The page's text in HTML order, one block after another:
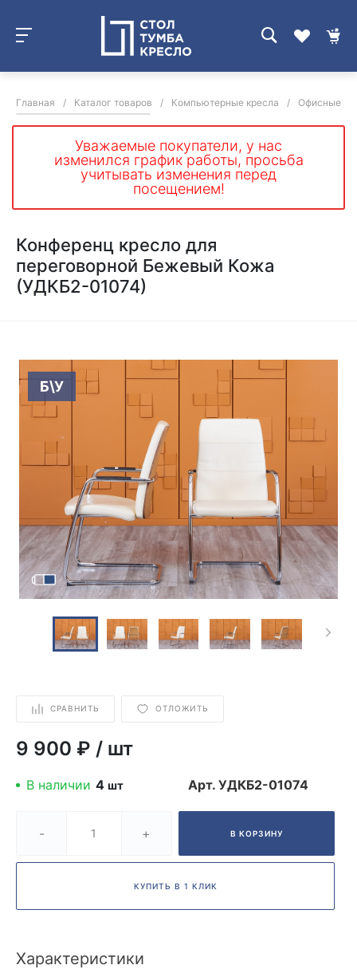
Главная / Каталог товаров / Компьютерные кресла / Офисные
Уважаемые покупатели, у нас
изменился график работы, просьба
учитывать изменения перед
посещением!
Конференц кресло для
переговорной Бежевый Кожа
(УДКБ2-01074)
Б\У
СРАВНИТЬ ОТЛОЖИТЬ
9 900 ₽ / шт
В наличии 4 шт Арт. УДКБ2-01074
- + В КОРЗИНУ
КУПИТЬ В 1 КЛИК
Характеристики